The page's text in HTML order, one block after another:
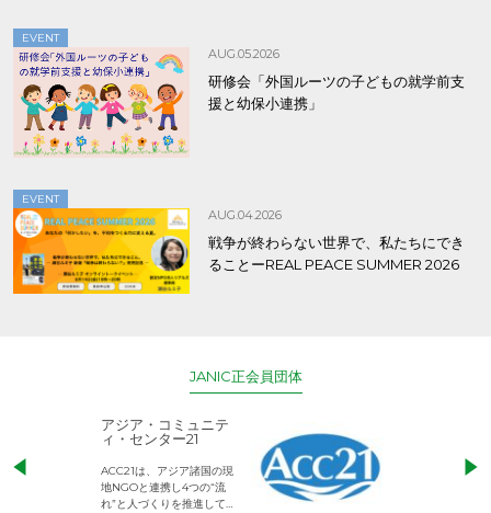
EVENT
AUG.05.2026
研修会「外国ルーツの子どもの就学前支
援と幼保小連携」
EVENT
AUG.04.2026
戦争が終わらない世界で、私たちにでき
ることーREAL PEACE SUMMER 2026
JANIC正会員団体
アジア・コミュニテ
ィ・センター21
ACC21は、アジア諸国の現
地NGOと連携し4つの“流
れ”と人づくりを推進してい
児童労働のない
権利が守られた